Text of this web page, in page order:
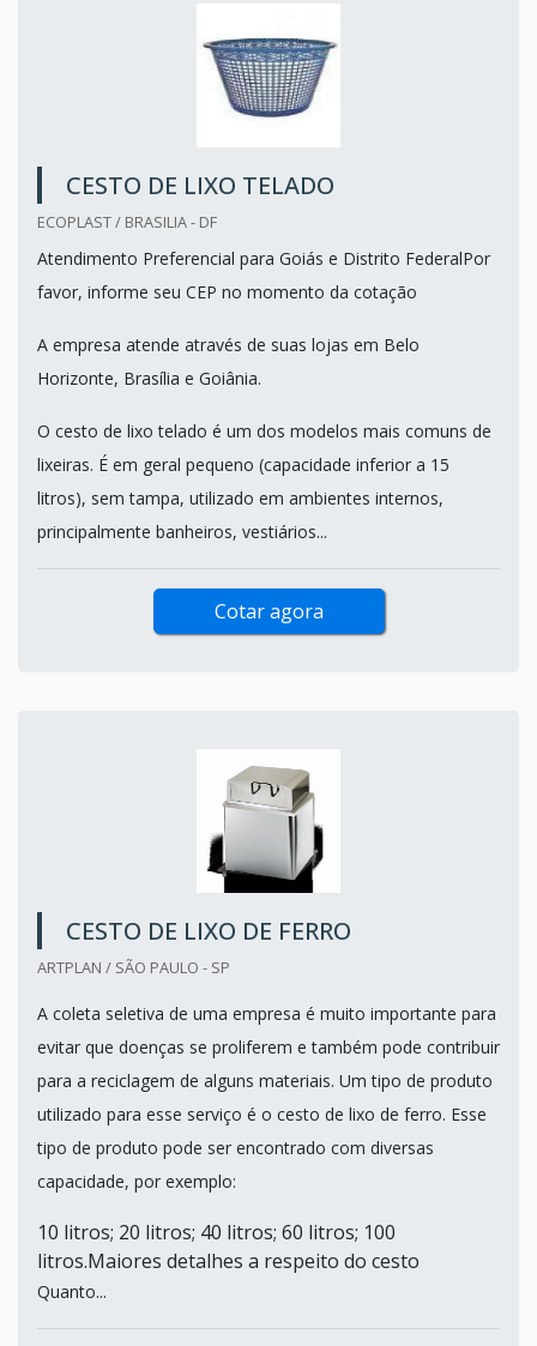
CESTO DE LIXO TELADO
ECOPLAST / BRASILIA - DF
Atendimento Preferencial para Goiás e Distrito FederalPor
favor, informe seu CEP no momento da cotação
A empresa atende através de suas lojas em Belo
Horizonte, Brasília e Goiânia.
O cesto de lixo telado é um dos modelos mais comuns de
lixeiras. É em geral pequeno (capacidade inferior a 15
litros), sem tampa, utilizado em ambientes internos,
principalmente banheiros, vestiários...
Cotar agora
CESTO DE LIXO DE FERRO
ARTPLAN / SÃO PAULO - SP
A coleta seletiva de uma empresa é muito importante para
evitar que doenças se proliferem e também pode contribuir
para a reciclagem de alguns materiais. Um tipo de produto
utilizado para esse serviço é o cesto de lixo de ferro. Esse
tipo de produto pode ser encontrado com diversas
capacidade, por exemplo:
10 litros; 20 litros; 40 litros; 60 litros; 100
litros.Maiores detalhes a respeito do cesto
Quanto...